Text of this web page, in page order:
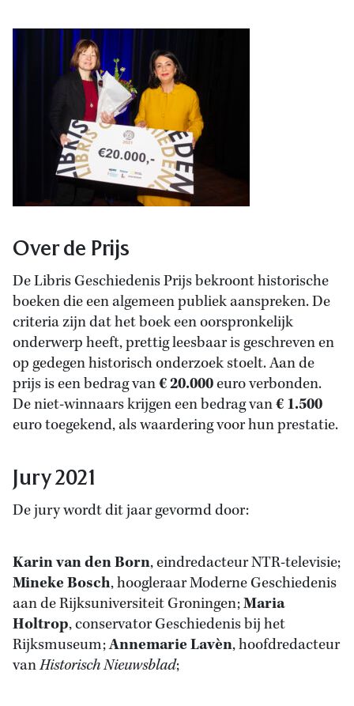
Over de Prijs
De Libris Geschiedenis Prijs bekroont historische
boeken die een algemeen publiek aanspreken. De
criteria zijn dat het boek een oorspronkelijk
onderwerp heeft, prettig leesbaar is geschreven en
op gedegen historisch onderzoek stoelt. Aan de
prijs is een bedrag van€ 20.000euro verbonden.
De niet-winnaars krijgen een bedrag van€ 1.500
euro toegekend, als waardering voor hun prestatie.
Jury 2021
De jury wordt dit jaar gevormd door:
Karin van den Born, eindredacteur NTR-televisie;
Mineke Bosch, hoogleraar Moderne Geschiedenis
aan de Rijksuniversiteit Groningen;Maria
Holtrop, conservator Geschiedenis bij het
Rijksmuseum;Annemarie Lavèn, hoofdredacteur
vanHistorisch Nieuwsblad;